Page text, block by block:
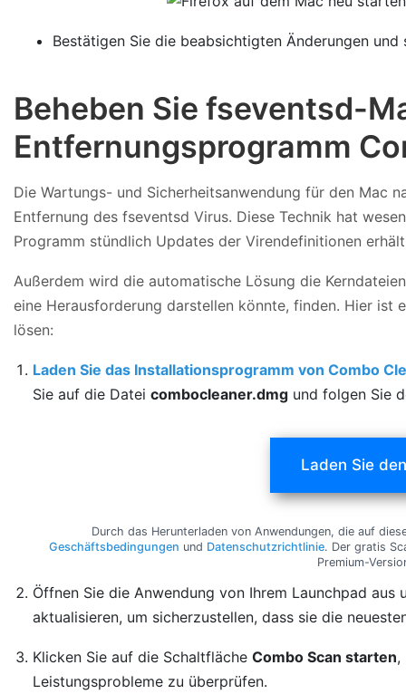
Bestätigen Sie die beabsichtigten Änderungen und
Beheben Sie fseventsd-
Entfernungsprogramm
Die Wartungs- und Sicherheitsanwendung für den Mac
Entfernung des fseventsd Virus. Diese Technik hat
Programm stündlich Updates der Virendefinitionen
Außerdem wird die automatische Lösung die
eine Herausforderung darstellen könnte, finden. Hier ist
lösen:
Laden Sie das Installationsprogramm von Combo
Sie auf die Dateicombocleaner.dmg und folgen Sie
Laden Sie
Durch das Herunterladen von Anwendungen, die auf
Geschäftsbedingungen und Datenschutzrichtlinie. Der gratis
Premium-
Öffnen Sie die Anwendung von Ihrem Launchpad
aktualisieren, um sicherzustellen, dass sie die
Klicken Sie auf die SchaltflächeCombo Scan starten,
Leistungsprobleme zu überprüfen.